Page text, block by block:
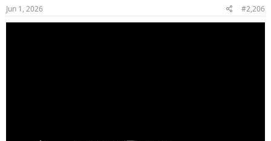
Jun 1, 2026 #2,206